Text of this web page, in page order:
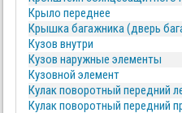
Крыло переднее
Крышка багажника (дверь
Кузов внутри
Кузов наружные элементы
Кузовной элемент
Кулак поворотный передний
Кулак поворотный передний